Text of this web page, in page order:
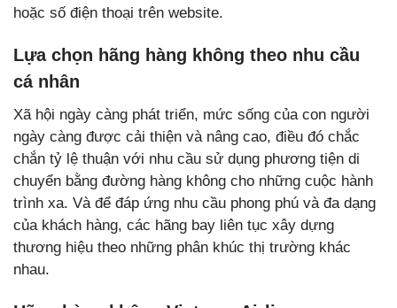
hoặc số điện thoại trên website.
Lựa chọn hãng hàng không theo nhu cầu
cá nhân
Xã hội ngày càng phát triển, mức sống của con người
ngày càng được cải thiện và nâng cao, điều đó chắc
chắn tỷ lệ thuận với nhu cầu sử dụng phương tiện di
chuyển bằng đường hàng không cho những cuộc hành
trình xa. Và để đáp ứng nhu cầu phong phú và đa dạng
của khách hàng, các hãng bay liên tục xây dựng
thương hiệu theo những phân khúc thị trường khác
nhau.